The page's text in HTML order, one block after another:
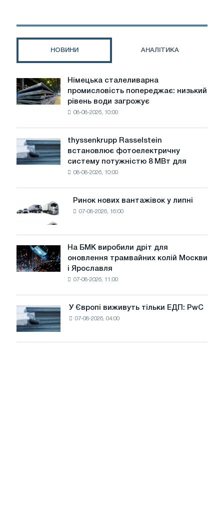
на
НОВИНИ АНАЛІТИКА
Німецька
сталеливарна
промисловість
води
загрожує
Німецька сталеливарна
промисловість попереджає: низький
рівень води загрожує
08-08-2026, 10:00
thyssenkrupp
Rasselstein
встановлює
фотоелектричну
цілей
декарбонізації
thyssenkrupp Rasselstein
встановлює фотоелектричну
систему потужністю 8 МВт для
08-08-2026, 10:00
Ринок
нових
вантажівок
у
липні
Ринок нових вантажівок у липні
07-08-2026, 16:00
На
БМК
виробили
трамвайних
колій
На БМК виробили дріт для
оновлення трамвайних колій Москви
і Ярославля
07-08-2026, 11:00
Європі
виживуть
тільки
У Європі виживуть тільки ЕДП: PwC
07-08-2026, 04:00